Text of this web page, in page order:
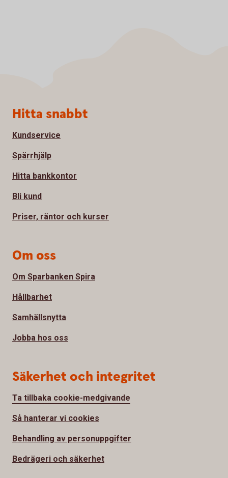
Sidfot
Hitta snabbt
Kundservice
Spärrhjälp
Hitta bankkontor
Bli kund
Priser, räntor och kurser
Om oss
Om Sparbanken Spira
Hållbarhet
Samhällsnytta
Jobba hos oss
Säkerhet och integritet
Ta tillbaka cookie-medgivande
Så hanterar vi cookies
Behandling av personuppgifter
Bedrägeri och säkerhet